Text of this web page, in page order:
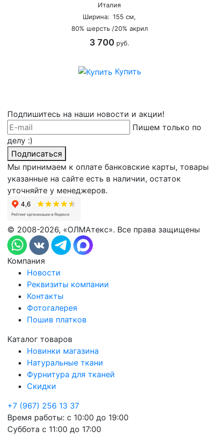
Италия
Ширина: 155 см,
80% шерсть /20% акрил
3 700руб.
Купить
Подпишитесь на наши новости и акции!
Пишем только по
делу :)
Подписаться
Мы принимаем к оплате банковские карты, товары
указанные на сайте есть в наличии, остаток
уточняйте у менеджеров.
© 2008-2026, «ОЛМАтекс». Все права защищены
Компания
Новости
Реквизиты компании
Контакты
Фотогалерея
Пошив платков
Каталог товаров
Новинки магазина
Натуральные ткани
Фурнитура для тканей
Скидки
+7 (967) 256 13 37
Время работы: с 10:00 до 19:00
Суббота с 11:00 до 17:00